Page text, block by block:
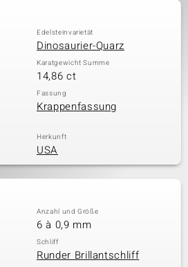
Edelsteinvarietät
Dinosaurier-Quarz
Karatgewicht Summe
14,86 ct
Fassung
Krappenfassung
Herkunft
USA
Anzahl und Größe
6 à 0,9 mm
Schliff
Runder Brillantschliff